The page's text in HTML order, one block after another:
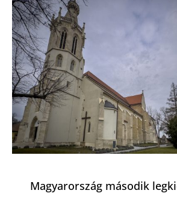
Magyarország második